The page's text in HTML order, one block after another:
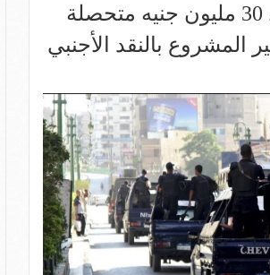
ضبط أحد الأشخاص لقيامه بغسـل 30 مليون جنيه متحصلة
المشروع بالنقد الأجنبي